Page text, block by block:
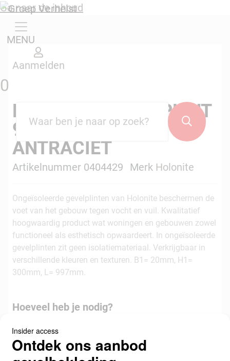
Ga naar de inhoud
MENU
Aanmelden
0
Zoeken
HOLONITE GEVELPLINT
997X300MM
ANTRACIET
Artikelnummer 0404429 Merk Holonite
Ongeïsoleerde gevelplinten van Holonite beschermen de
voet van het gebouw tegen vocht en vuil. Kwalitatief
hoogwaardig product wat woningen en gebouwen zowel
functioneel als esthetisch opwaardeert. In ongeïsoleerde
gevelplinten zit geen isolatiemateriaal. Verkrijgbaar in
verschillende kleuren en texturen. B1= 20mm, H1=
300mm, L= 997mm.
Hoeveel heb je nodig?
Voorraad
Productspecificaties
Downloads
Links